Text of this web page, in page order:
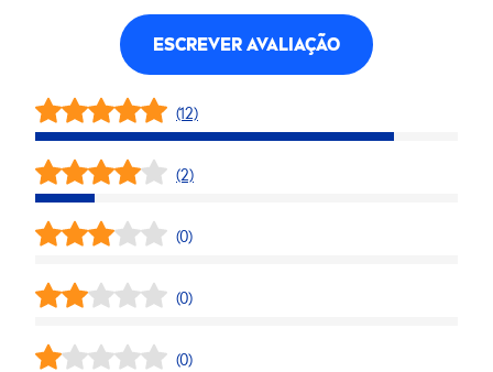
ESCREVER AVALIAÇÃO
(12)
(2)
(0)
(0)
(0)